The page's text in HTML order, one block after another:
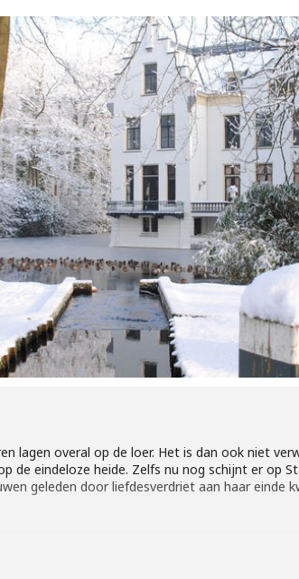
lagen overal op de loer. Het is dan ook niet
de eindeloze heide. Zelfs nu nog schijnt er op
geleden door liefdesverdriet aan haar einde